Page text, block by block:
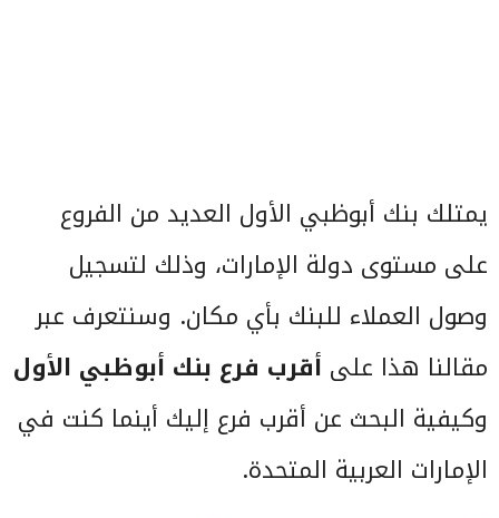
يمتلك بنك أبوظبي الأول العديد من الفروع
على مستوى دولة الإمارات، وذلك لتسجيل
وصول العملاء للبنك بأي مكان. وسنتعرف عبر
مقالنا هذا على أقرب فرع بنك أبوظبي الأول
وكيفية البحث عن أقرب فرع إليك أينما كنت في
الإمارات العربية المتحدة.